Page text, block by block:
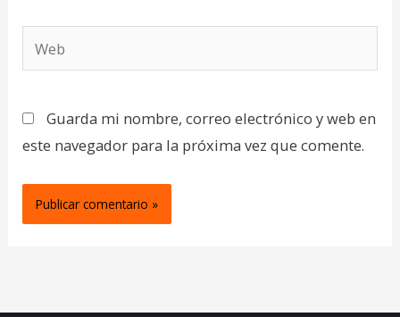
Guarda mi nombre, correo electrónico y web en
este navegador para la próxima vez que comente.